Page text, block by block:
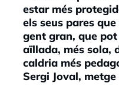
estar més
els seus pares
gent gran, que
aïllada, més sola,
caldria més
Sergi Joval,